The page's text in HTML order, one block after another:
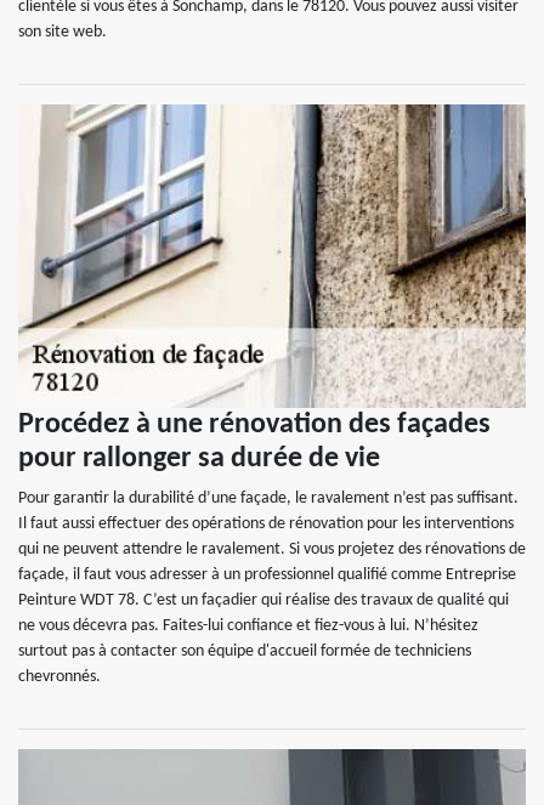
clientèle si vous êtes à Sonchamp, dans le 78120. Vous pouvez aussi visiter
son site web.
Procédez à une rénovation des façades
pour rallonger sa durée de vie
Pour garantir la durabilité d’une façade, le ravalement n’est pas suffisant.
Il faut aussi effectuer des opérations de rénovation pour les interventions
qui ne peuvent attendre le ravalement. Si vous projetez des rénovations de
façade, il faut vous adresser à un professionnel qualifié comme Entreprise
Peinture WDT 78. C’est un façadier qui réalise des travaux de qualité qui
ne vous décevra pas. Faites-lui confiance et fiez-vous à lui. N’hésitez
surtout pas à contacter son équipe d'accueil formée de techniciens
chevronnés.